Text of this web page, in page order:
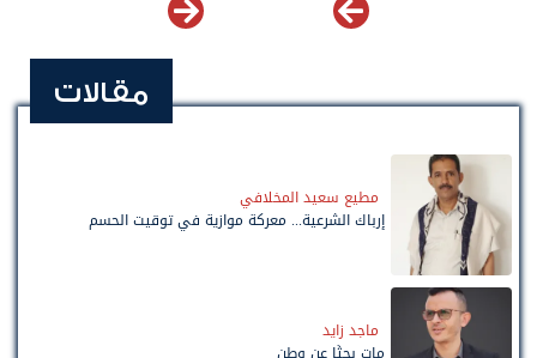
مقالات
مطيع سعيد المخلافي
إرباك الشرعية... معركة موازية في توقيت الحسم
ماجد زايد